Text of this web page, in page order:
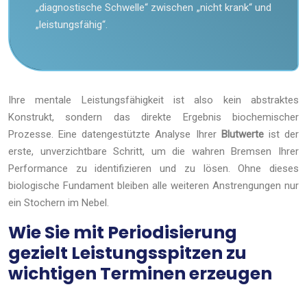
„diagnostische Schwelle“ zwischen „nicht krank“ und
„leistungsfähig“.
Ihre mentale Leistungsfähigkeit ist also kein abstraktes
Konstrukt, sondern das direkte Ergebnis biochemischer
Prozesse. Eine datengestützte Analyse Ihrer Blutwerteist der
erste, unverzichtbare Schritt, um die wahren Bremsen Ihrer
Performance zu identifizieren und zu lösen. Ohne dieses
biologische Fundament bleiben alle weiteren Anstrengungen nur
ein Stochern im Nebel.
Wie Sie mit Periodisierung
gezielt Leistungsspitzen zu
wichtigen Terminen erzeugen